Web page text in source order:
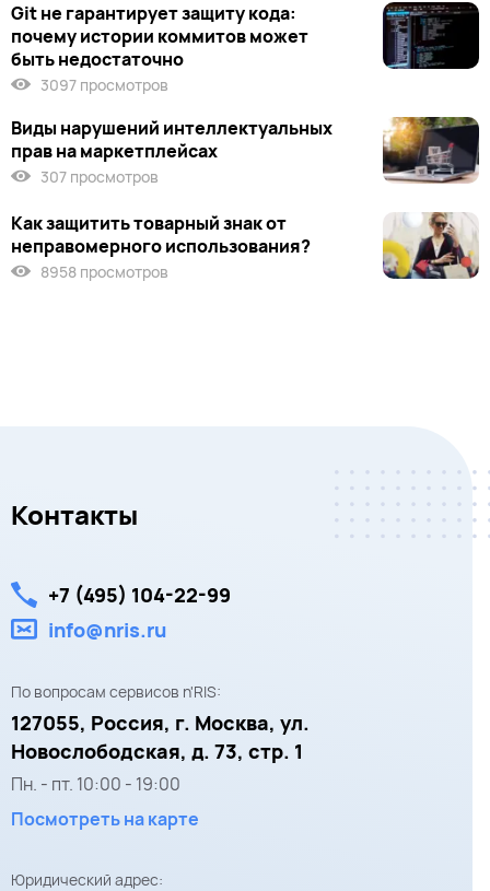
Git не гарантирует защиту кода:
почему истории коммитов может
быть недостаточно
3097 просмотров
Виды нарушений интеллектуальных
прав на маркетплейсах
307 просмотров
Как защитить товарный знак от
неправомерного использования?
8958 просмотров
Контакты
+7 (495) 104-22-99
info@nris.ru
По вопросам сервисов n'RIS:
127055, Россия, г. Москва, ул.
Новослободская, д. 73, стр. 1
Пн. - пт. 10:00 - 19:00
Посмотреть на карте
Юридический адрес: